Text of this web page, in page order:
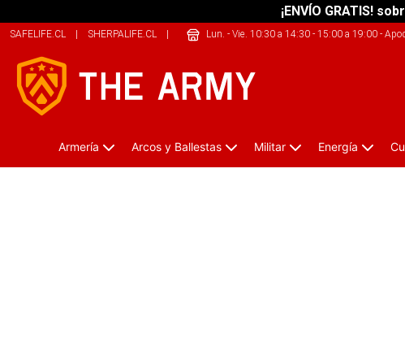
¡ENVÍO GRATIS!
SAFELIFE.CL | SHERPALIFE.CL | 209SPORTS.CL
Lun. - Vie. 10:30 a 14:30 - 15:00 a 19:00-
Armería Arcos y Ballestas Militar Energía